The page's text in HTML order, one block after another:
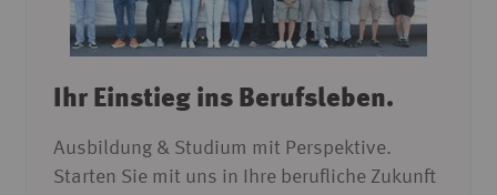
Ihr Einstieg ins Berufsleben.
Ausbildung & Studium mit Perspektive.
Starten Sie mit uns in Ihre berufliche Zukunft